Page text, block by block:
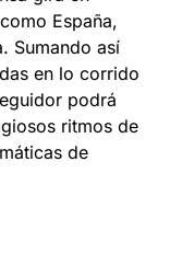
España,
Sumando así
en lo corrido
podrá
ritmos de
de